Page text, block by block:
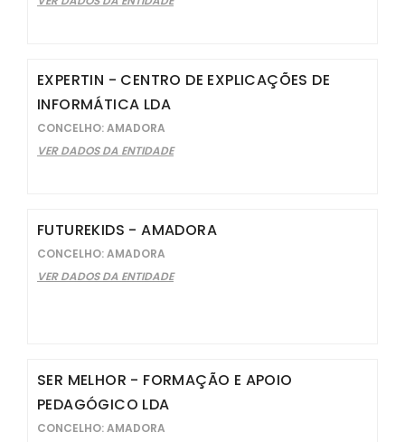
EXPERTIN - CENTRO DE EXPLICAÇÕES DE
INFORMÁTICA LDA
CONCELHO: AMADORA
VER DADOS DA ENTIDADE
FUTUREKIDS - AMADORA
CONCELHO: AMADORA
VER DADOS DA ENTIDADE
SER MELHOR - FORMAÇÃO E APOIO
PEDAGÓGICO LDA
CONCELHO: AMADORA